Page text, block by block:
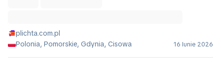
plichta.com.pl
Polonia, Pomorskie, Gdynia, Cisowa
16 Iunie 2026